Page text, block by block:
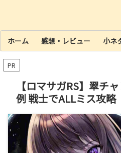
ホーム 感想・レビュー 小ネ
PR
【ロマサガRS】翠チ
例 戦士でALLミス攻略